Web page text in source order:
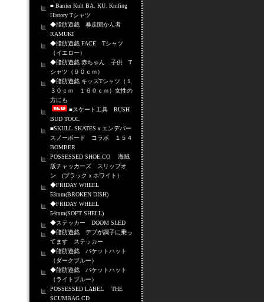
■ Barrier Kult BA. KU. Knifing
History Tシャツ
◆脂肪遊戯 暴走聞かん者
RAMUKI
◆脂肪遊戯 FACE Tシャツ
（イエロー）
◆脂肪遊戯 赤ちゃん 子供 T
シャツ（９０ｃｍ）
◆脂肪遊戯 キッズTシャツ（１
３０ｃｍ １６０ｃｍ）女性の
方にも
■スケート工具 RUSH
BUD TOOL
■SKULL SKATESｘエンデバー
スノーボード コラボ １５４
BOMBER
POSSESSED SHOE.CO 海賊
版チャッカーズ スリップオ
ン (ブラックｘホワイト）
◆FRIDAY WHEEL
53mm(BROKEN DISH)
◆FRIDAY WHEEL
54mm(SOFT SHELL)
◆ステッカー DOOM SLED
◆脂肪遊戯 デブが調子に乗っ
てます ステッカー
◆脂肪遊戯 バケットハット
（ダークブルー）
◆脂肪遊戯 バケットハット
（ライトブルー）
POSSESSED LABEL THE
SCUMBAG CD